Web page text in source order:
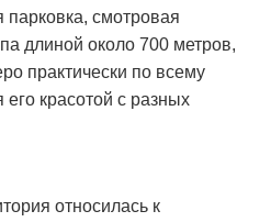
парковка, смотровая
длиной около 700 метров,
практически по всему
его красотой с разных
относилась к